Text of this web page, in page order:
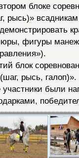
блоке
рысь)»
фигуры
блок
рысь, галоп)».
участники были